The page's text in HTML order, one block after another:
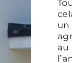
un
au